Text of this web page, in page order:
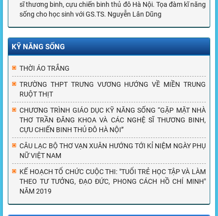
sĩ thương binh, cựu chiến binh thủ đô Hà Nội. Tọa đàm kĩ năng
sống cho học sinh với GS.TS. Nguyễn Lân Dũng
KỸ NĂNG SỐNG
THỜI ÁO TRẮNG
TRƯỜNG THPT TRƯNG VƯƠNG HƯỚNG VỀ MIỀN TRUNG
RUỘT THỊT
CHƯƠNG TRÌNH GIÁO DỤC KỸ NĂNG SỐNG “GẶP MẶT NHÀ
THƠ TRẦN ĐĂNG KHOA VÀ CÁC NGHỆ SĨ THƯƠNG BINH,
CỰU CHIẾN BINH THỦ ĐÔ HÀ NỘI”
CÂU LẠC BỘ THƠ VẠN XUÂN HƯỚNG TỚI KỈ NIỆM NGÀY PHỤ
NỮ VIỆT NAM
KẾ HOẠCH TỔ CHỨC CUỘC THI: "TUỔI TRẺ HỌC TẬP VÀ LÀM
THEO TƯ TƯỞNG, ĐẠO ĐỨC, PHONG CÁCH HỒ CHÍ MINH"
NĂM 2019